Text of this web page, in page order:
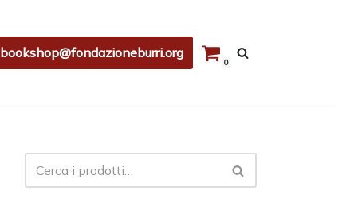
bookshop@fondazioneburri.org
0